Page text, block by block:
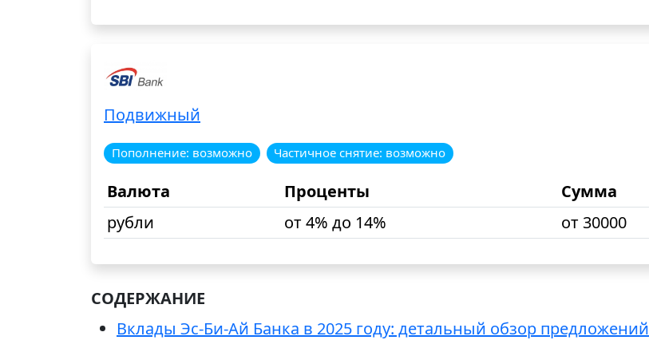
Подвижный
Пополнение: возможно Частичное снятие: возможно
Валюта Проценты Сумма
рубли
от 4% до 14% от 30000
СОДЕРЖАНИЕ
Вклады Эс-Би-Ай Банка в 2025 году: детальный обзор предложений